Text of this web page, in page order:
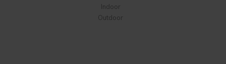
Indoor
Outdoor